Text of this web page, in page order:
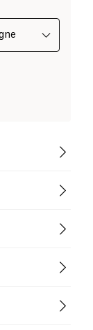
1628 / 384